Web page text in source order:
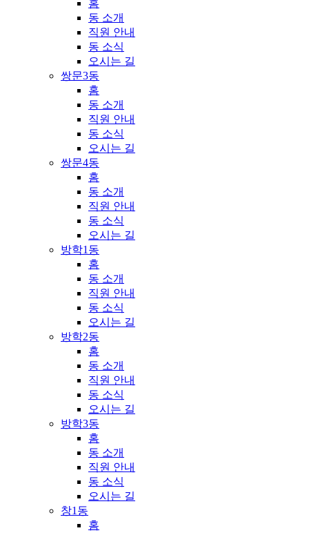
홈
동 소개
직원 안내
동 소식
오시는 길
쌍문3동
홈
동 소개
직원 안내
동 소식
오시는 길
쌍문4동
홈
동 소개
직원 안내
동 소식
오시는 길
방학1동
홈
동 소개
직원 안내
동 소식
오시는 길
방학2동
홈
동 소개
직원 안내
동 소식
오시는 길
방학3동
홈
동 소개
직원 안내
동 소식
오시는 길
창1동
홈